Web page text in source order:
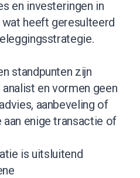
en investeringen in
heeft geresulteerd
standpunten zijn
en vormen geen
aanbeveling of
enige transactie of
is uitsluitend